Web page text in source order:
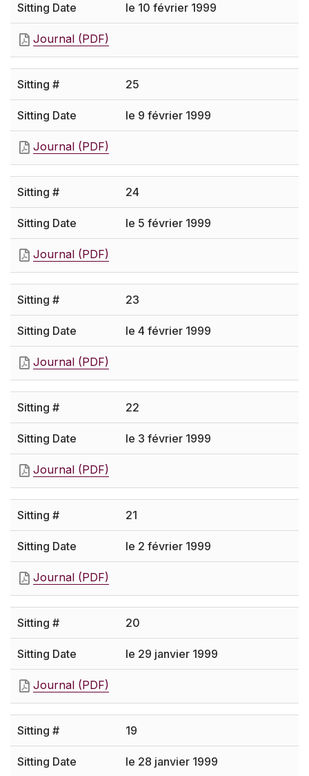
le 10 février 1999
Journal (PDF)
25
le 9 février 1999
Journal (PDF)
24
le 5 février 1999
Journal (PDF)
23
le 4 février 1999
Journal (PDF)
22
le 3 février 1999
Journal (PDF)
21
le 2 février 1999
Journal (PDF)
20
le 29 janvier 1999
Journal (PDF)
19
le 28 janvier 1999